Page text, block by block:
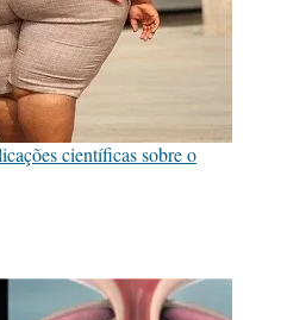
científicas sobre o